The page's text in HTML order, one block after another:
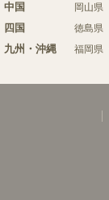
中国 岡山県
四国 徳島県
九州・沖縄 福岡県